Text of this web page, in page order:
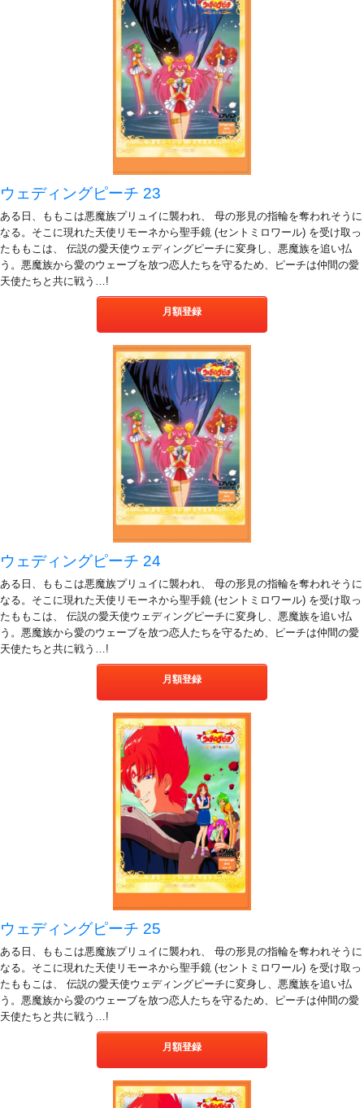
ウェディングピーチ 23
ある日、ももこは悪魔族プリュイに襲われ、 母の形見の指輪を奪われそうに
なる。そこに現れた天使リモーネから聖手鏡 (セントミロワール) を受け取っ
たももこは、 伝説の愛天使ウェディングピーチに変身し、悪魔族を追い払
う。悪魔族から愛のウェーブを放つ恋人たちを守るため、ピーチは仲間の愛
天使たちと共に戦う…!
月額登録
ウェディングピーチ 24
ある日、ももこは悪魔族プリュイに襲われ、 母の形見の指輪を奪われそうに
なる。そこに現れた天使リモーネから聖手鏡 (セントミロワール) を受け取っ
たももこは、 伝説の愛天使ウェディングピーチに変身し、悪魔族を追い払
う。悪魔族から愛のウェーブを放つ恋人たちを守るため、ピーチは仲間の愛
天使たちと共に戦う…!
月額登録
ウェディングピーチ 25
ある日、ももこは悪魔族プリュイに襲われ、 母の形見の指輪を奪われそうに
なる。そこに現れた天使リモーネから聖手鏡 (セントミロワール) を受け取っ
たももこは、 伝説の愛天使ウェディングピーチに変身し、悪魔族を追い払
う。悪魔族から愛のウェーブを放つ恋人たちを守るため、ピーチは仲間の愛
天使たちと共に戦う…!
月額登録